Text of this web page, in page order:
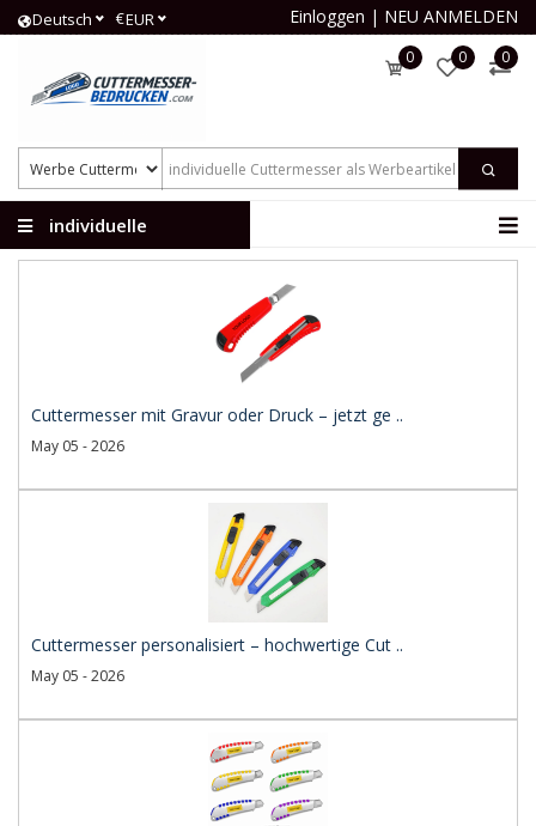
Deutsch €EUR Einloggen | NEU ANMELDEN
0 0 0
individuelle
Cuttermesser mit Gravur oder Druck – jetzt ge ..
May 05 - 2026
Cuttermesser personalisiert – hochwertige Cut ..
May 05 - 2026